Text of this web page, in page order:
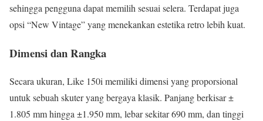
sehingga pengguna dapat memilih sesuai selera. Terdapat juga
opsi “New Vintage” yang menekankan estetika retro lebih kuat.
Dimensi dan Rangka
Secara ukuran, Like 150i memiliki dimensi yang proporsional
untuk sebuah skuter yang bergaya klasik. Panjang berkisar ±
1.805 mm hingga ±1.950 mm, lebar sekitar 690 mm, dan tinggi